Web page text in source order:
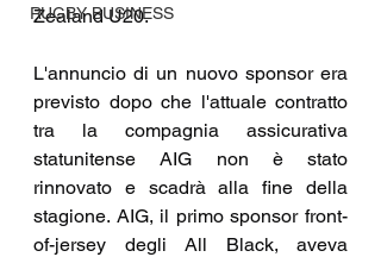
RUGBY BUSINESS
Zealand U20.
L'annuncio di un nuovo sponsor era
previsto dopo che l'attuale contratto
tra la compagnia assicurativa
statunitense AIG non è stato
rinnovato e scadrà alla fine della
stagione. AIG, il primo sponsor front-
of-jersey degli All Black, aveva